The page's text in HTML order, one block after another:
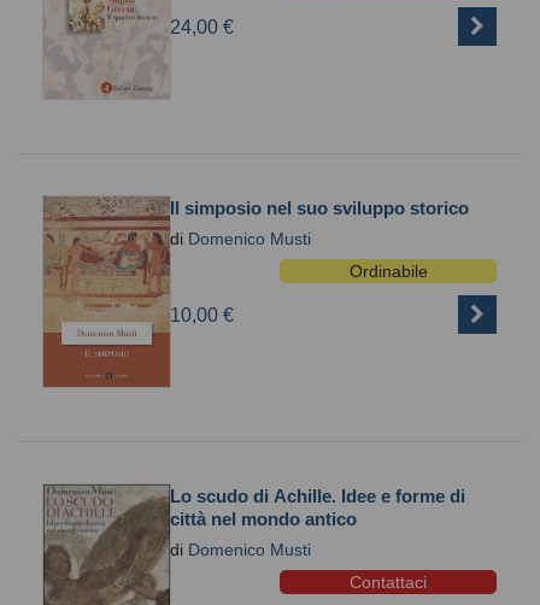
24,00 €
Il simposio nel suo sviluppo storico
di Domenico Musti
Ordinabile
10,00 €
Lo scudo di Achille. Idee e forme di
città nel mondo antico
di Domenico Musti
Contattaci